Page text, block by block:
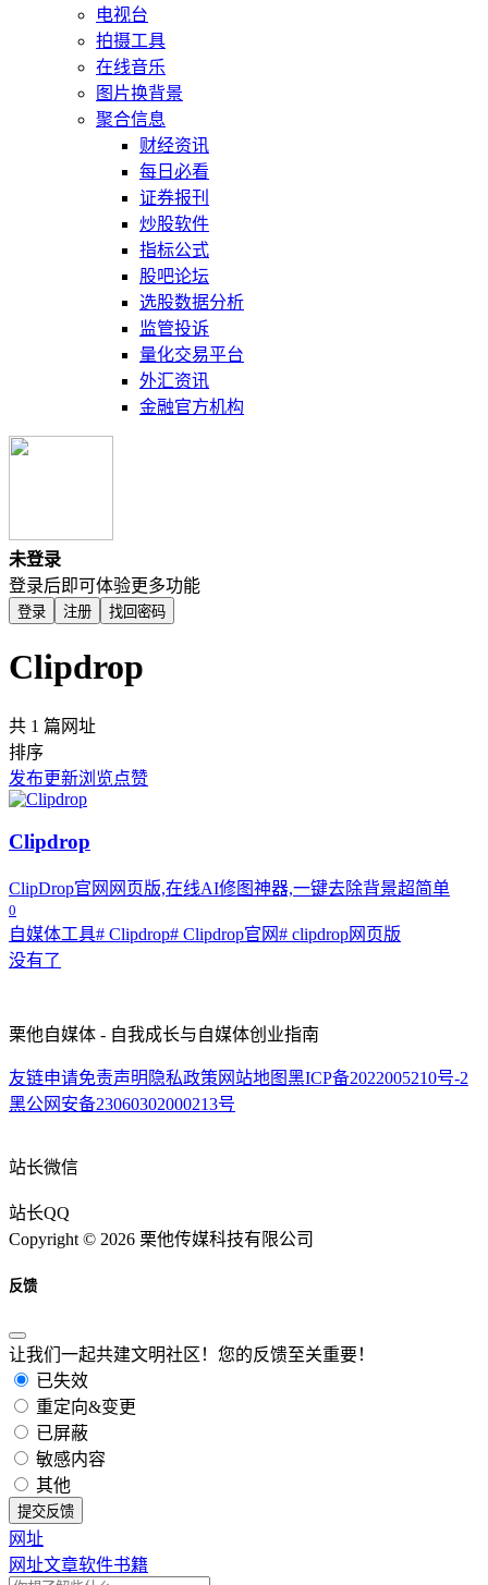
电视台
拍摄工具
在线音乐
图片换背景
聚合信息
财经资讯
每日必看
证券报刊
炒股软件
指标公式
股吧论坛
选股数据分析
监管投诉
量化交易平台
外汇资讯
金融官方机构
未登录
登录后即可体验更多功能
登录 注册 找回密码
Clipdrop
共 1 篇网址
排序
发布更新浏览点赞
Clipdrop
ClipDrop官网网页版,在线AI修图神器,一键去除背景超简单
0
自媒体工具# Clipdrop# Clipdrop官网# clipdrop网页版
没有了
栗他自媒体 - 自我成长与自媒体创业指南
友链申请免责声明 隐私政策 网站地图黑ICP备2022005210号-2
黑公网安备23060302000213号
站长微信
站长QQ
Copyright © 2026 栗他传媒科技有限公司
反馈
让我们一起共建文明社区！您的反馈至关重要！
已失效
重定向&变更
已屏蔽
敏感内容
其他
提交反馈
网址
网址文章软件书籍